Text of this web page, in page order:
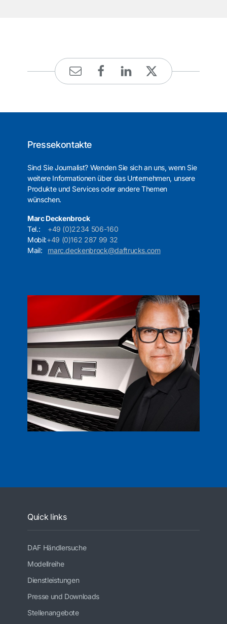
Pressekontakte
Sind Sie Journalist? Wenden Sie sich an uns, wenn Sie
weitere Informationen über das Unternehmen, unsere
Produkte und Services oder andere Themen
wünschen.
Marc Deckenbrock
Tel.: +49 (0)2234 506-160
Mobil:+49 (0)162 287 99 32
Mail: marc.deckenbrock@daftrucks.com
Quick links
DAF Händlersuche
Modellreihe
Dienstleistungen
Presse und Downloads
Stellenangebote